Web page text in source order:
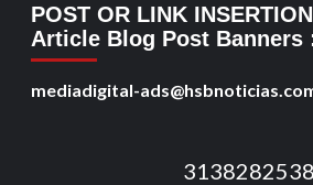
POST OR LINK INSERTION
Article Blog Post Banners
mediadigital-